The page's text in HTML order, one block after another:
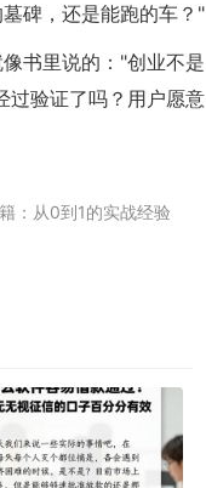
碑，还是能跑的车？"
书里说的："创业不是
过验证了吗？用户愿意
：从0到1的实战经验